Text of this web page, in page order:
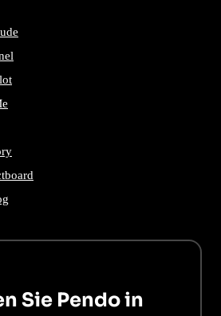
Sie Pendo in